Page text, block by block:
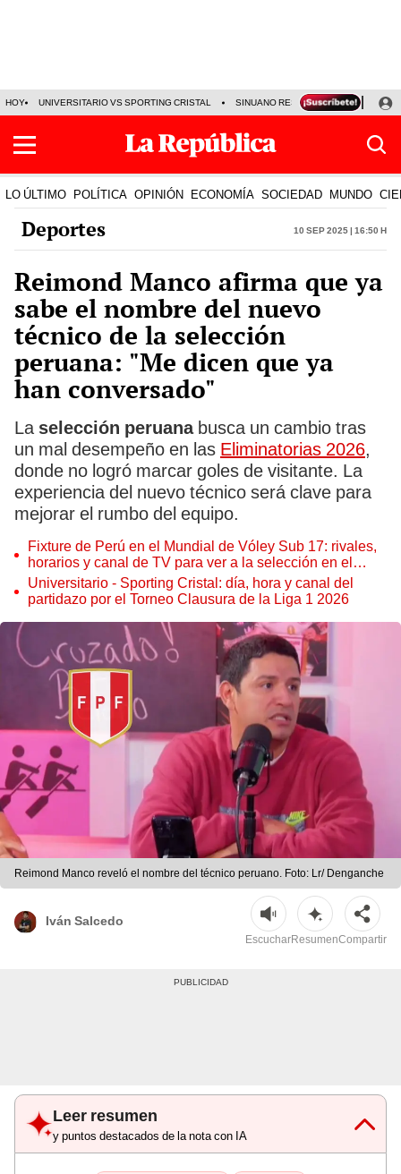
HOY UNIVERSITARIO VS SPORTING CRISTAL SINUANO RESULTADOS HOY
LO ÚLTIMO POLÍTICA OPINIÓN ECONOMÍA SOCIEDAD MUNDO
Deportes 10 Sep 2025 | 16:50 h
Reimond Manco afirma que ya
sabe el nombre del nuevo
técnico de la selección
peruana: "Me dicen que ya
han conversado"
La selección peruana busca un cambio tras
un mal desempeño en las Eliminatorias 2026,
donde no logró marcar goles de visitante. La
experiencia del nuevo técnico será clave para
mejorar el rumbo del equipo.
Fixture de Perú en el Mundial de Vóley Sub 17: rivales,
horarios y canal de TV para ver a la selección en el
torneo
Universitario - Sporting Cristal: día, hora y canal del
partidazo por el Torneo Clausura de la Liga 1 2026
Reimond Manco reveló el nombre del técnico peruano. Foto: Lr/ Denganche
Iván Salcedo
EscucharResumenCompartir
Leer resumen
y puntos destacados de la nota con IA